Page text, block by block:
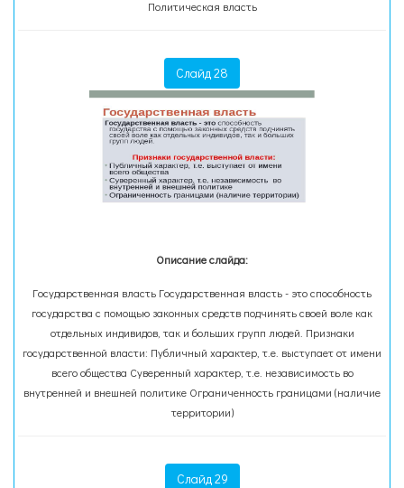
Политическая власть
Слайд 28
Описание слайда:
Государственная власть Государственная власть - это способность
государства с помощью законных средств подчинять своей воле как
отдельных индивидов, так и больших групп людей. Признаки
государственной власти: Публичный характер, т.е. выступает от имени
всего общества Суверенный характер, т.е. независимость во
внутренней и внешней политике Ограниченность границами (наличие
территории)
Слайд 29